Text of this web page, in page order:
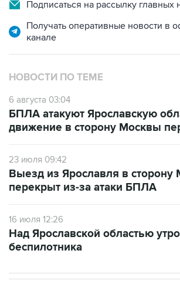
Подписаться на рассылку главных
Получать оперативные новости в
канале
НОВОСТИ ПО ТЕМЕ
6 августа 03:04
БПЛА атакуют Ярославскую
движение в сторону Москвы
23 июля 09:42
Выезд из Ярославля в сторону
перекрыт из-за атаки БПЛА
16 июля 12:26
Над Ярославской областью
беспилотника